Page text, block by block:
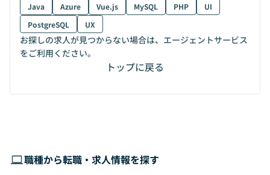
Java
Azure Vue.js MySQL PHP
UI
PostgreSQL
UX
お探しの求人が見つからない場合は、エージェントサービス
をご利用ください。
トップに戻る
職種から転職・求人情報を探す